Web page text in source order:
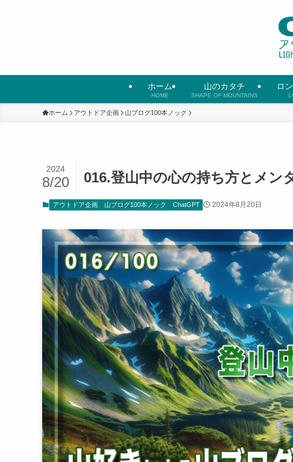
ホーム
HOME
山のカタチ
SHAPE OF MOUNTAINS
ロ
ホーム アウトドア企画 山ブログ100本ノック
016.登山中の心の持ち方とメン
2024
8/20
アウトドア企画 山ブログ100本ノック ChatGPT 2024年8月20日